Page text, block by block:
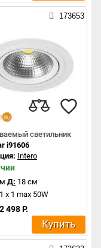
173653
светильник
i91606
Intero
Д: 18 см
x 1 max 50W
498 Р.
Купить